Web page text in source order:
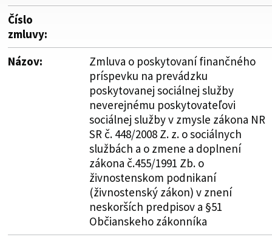
Číslo
zmluvy:
Názov:
Zmluva o poskytovaní finančného
príspevku na prevádzku
poskytovanej sociálnej služby
neverejnému poskytovateľovi
sociálnej služby v zmysle zákona NR
SR č. 448/2008 Z. z. o sociálnych
službách a o zmene a doplnení
zákona č.455/1991 Zb. o
živnostenskom podnikaní
(živnostenský zákon) v znení
neskorších predpisov a §51
Občianskeho zákonníka